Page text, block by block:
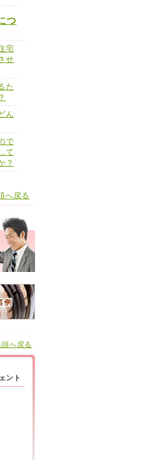
つ
宅
せ
た
ん
で
て
？
へ戻る
へ戻る
ント